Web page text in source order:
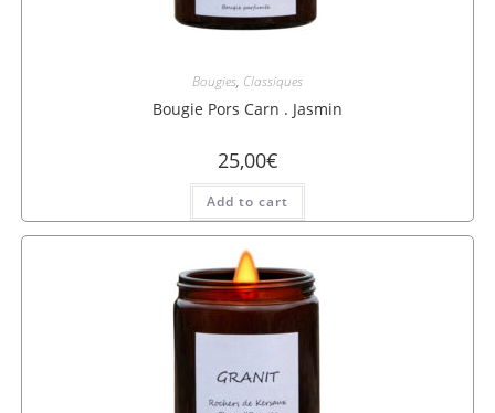
Bougies, Classiques
Bougie Pors Carn . Jasmin
25,00€
Add to cart